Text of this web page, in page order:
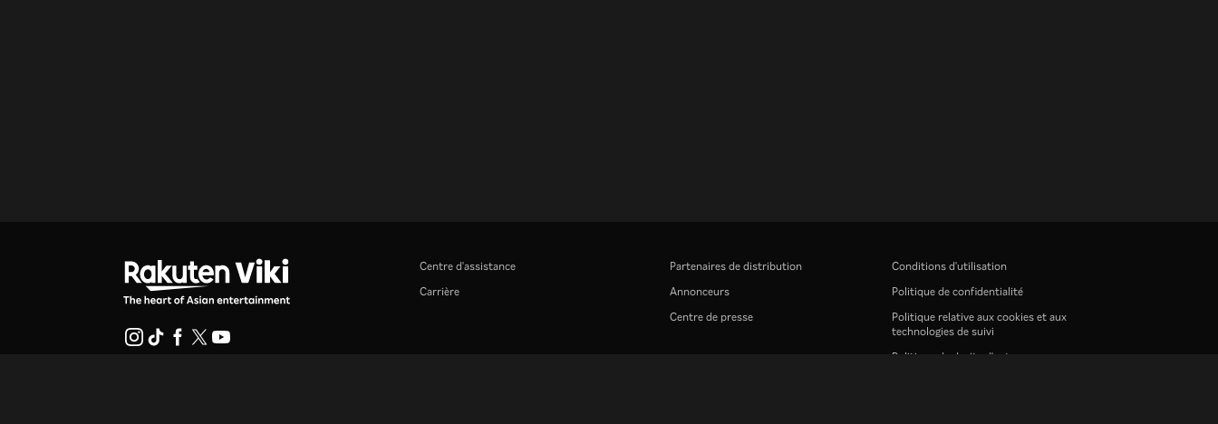
Centre d'assistance
Carrière
Partenaires de distribution
Annonceurs
Centre de presse
Conditions d'utilisation
Politique de confidentialité
Politique relative aux cookies et aux
technologies de suivi
Politique de droits d'auteur